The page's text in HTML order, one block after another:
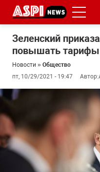
Зеленский
повышать
Новости » Общество
пт, 10/29/2021 - 19:47
Автор:
#боротьба
корупцією